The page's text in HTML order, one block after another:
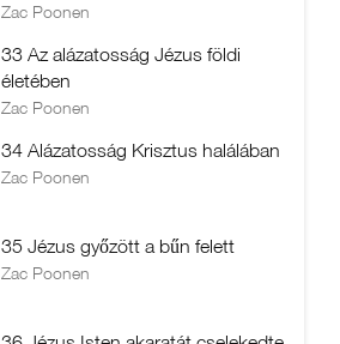
Zac Poonen
33 Az alázatosság Jézus földi
életében
Zac Poonen
34 Alázatosság Krisztus halálában
Zac Poonen
35 Jézus győzött a bűn felett
Zac Poonen